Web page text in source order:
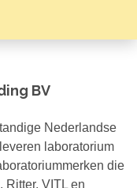
BV
Nederlandse
laboratorium
die
VITL en